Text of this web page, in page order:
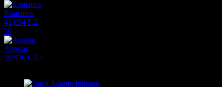
Romance
41,654 5.2
10
Arzular
36,930 6.5 1